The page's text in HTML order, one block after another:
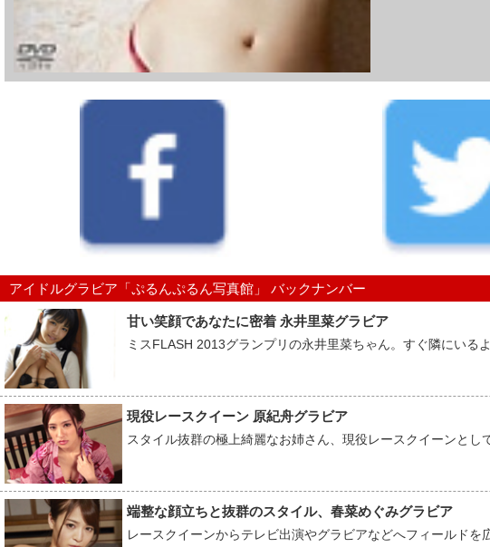
アイドルグラビア「ぷるんぷるん写真館」 バックナンバー
甘い笑顔であなたに密着 永井里菜グラビア
ミスFLASH 2013グランプリの永井里菜ちゃん。すぐ隣にいる
現役レースクイーン 原紀舟グラビア
スタイル抜群の極上綺麗なお姉さん、現役レースクイーンとし
端整な顔立ちと抜群のスタイル、春菜めぐみグラビア
レースクイーンからテレビ出演やグラビアなどへフィールド